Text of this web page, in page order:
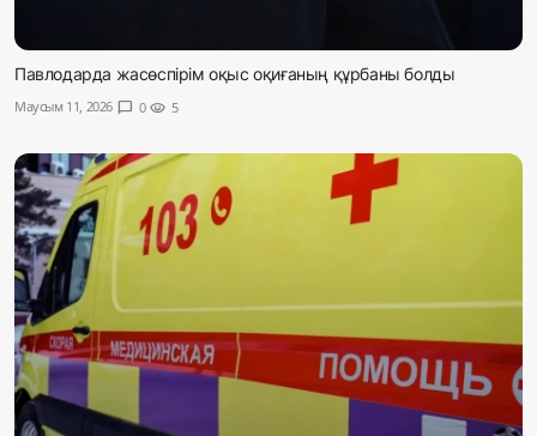
Павлодарда жасөспірім оқыс оқиғаның құрбаны болды
Маусым 11, 2026 chat_bubble 0 visibility 5